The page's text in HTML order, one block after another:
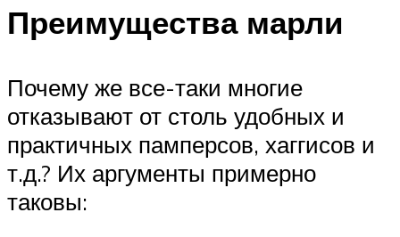
Преимущества марли
Почему же все-таки многие
отказывают от столь удобных и
практичных памперсов, хаггисов и
т.д.? Их аргументы примерно
таковы: